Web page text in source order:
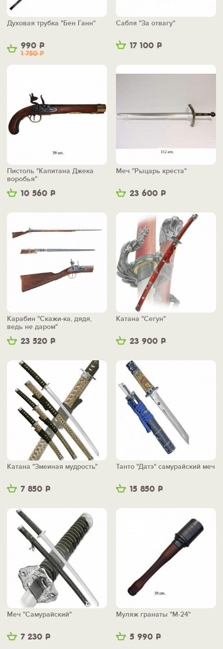
990 Р
1 750Р
Духовая трубка "Бен Ганн"
17 100 Р
Сабля "За отвагу"
10 560 Р
Пистоль "Капитана Джека
воробья"
23 600 Р
Меч "Рыцарь креста"
23 520 Р
Карабин "Скажи-ка, дядя,
ведь не даром"
23 900 Р
Катана "Сегун"
7 850 Р
Катана "Змеиная мудрость"
15 850 Р
Танто "Датэ" самурайский меч
7 230 Р
Меч "Самурайский"
5 990 Р
Муляж гранаты "М-24"